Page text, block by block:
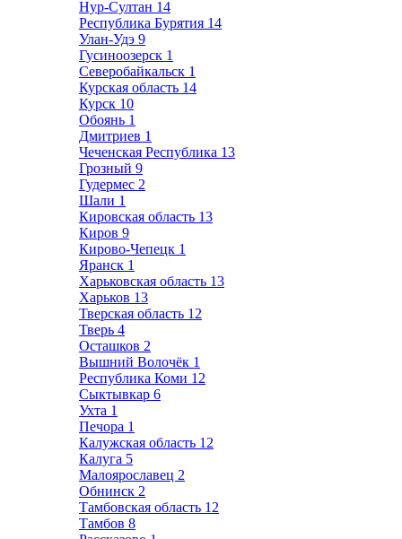
Нур-Султан 14
Республика Бурятия 14
Улан-Удэ 9
Гусиноозерск 1
Северобайкальск 1
Курская область 14
Курск 10
Обоянь 1
Дмитриев 1
Чеченская Республика 13
Грозный 9
Гудермес 2
Шали 1
Кировская область 13
Киров 9
Кирово-Чепецк 1
Яранск 1
Харьковская область 13
Харьков 13
Тверская область 12
Тверь 4
Осташков 2
Вышний Волочёк 1
Республика Коми 12
Сыктывкар 6
Ухта 1
Печора 1
Калужская область 12
Калуга 5
Малоярославец 2
Обнинск 2
Тамбовская область 12
Тамбов 8